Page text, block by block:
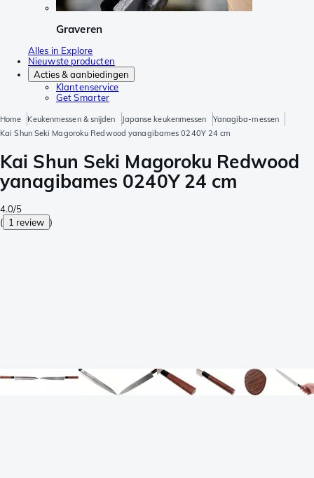
Graveren
Alles in Explore
Nieuwste producten
Acties & aanbiedingen
Klantenservice
Get Smarter
Home Keukenmessen & snijden Japanse keukenmessen
Yanagiba-messen
Kai Shun Seki Magoroku Redwood yanagibames 0240Y 24 cm
Kai Shun Seki Magoroku Redwood
yanagibames 0240Y 24 cm
4.0/5
( 1 review )